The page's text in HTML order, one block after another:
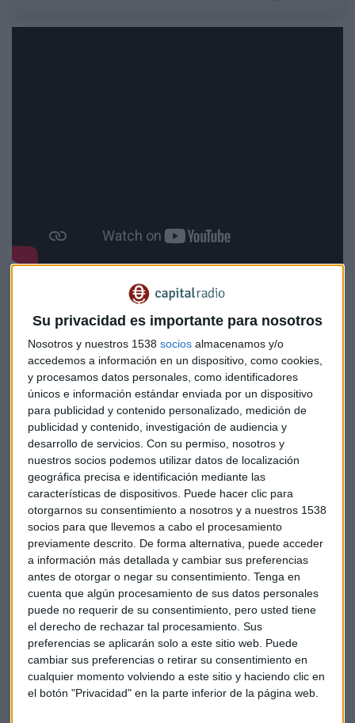
Su privacidad es importante para nosotros
Nosotros y nuestros 1538 socios almacenamos y/o
accedemos a información en un dispositivo, como cookies,
y procesamos datos personales, como identificadores
únicos e información estándar enviada por un dispositivo
para publicidad y contenido personalizado, medición de
publicidad y contenido, investigación de audiencia y
desarrollo de servicios. Con su permiso, nosotros y
nuestros socios podemos utilizar datos de localización
geográfica precisa e identificación mediante las
características de dispositivos. Puede hacer clic para
otorgarnos su consentimiento a nosotros y a nuestros 1538
socios para que llevemos a cabo el procesamiento
previamente descrito. De forma alternativa, puede acceder
a información más detallada y cambiar sus preferencias
antes de otorgar o negar su consentimiento. Tenga en
cuenta que algún procesamiento de sus datos personales
puede no requerir de su consentimiento, pero usted tiene
el derecho de rechazar tal procesamiento. Sus
preferencias se aplicarán solo a este sitio web. Puede
cambiar sus preferencias o retirar su consentimiento en
cualquier momento volviendo a este sitio y haciendo clic en
el botón "Privacidad" en la parte inferior de la página web.
"Seguimos constructivos en renta
variable. A pesar de que el comienzo
del año ha sido algo distinto a lo que
pensábamos por las tensiones en
Oriente Medio, las economías han
aguantado razonablemente bien"
La inteligencia artificial impulsa la rotación
sectorial
Los beneficios empresariales se consolidan como el gran
protagonista del primer semestre.El S&P 500 registra
subidas entre el 27% y el 29% en el primer trimestre
aunque la gestora anticipa un segundo trimestre menos
potente debido al impacto del conflicto en Oriente Medio.
"Pensamos que aunque se note, vamos a seguir viendo unos
resultados empresariales bastante razonables", señala la
directora de Estrategia.
El mercado experimenta movimientos en las empresas
tecnológicas, especialmente aquellas con grandes